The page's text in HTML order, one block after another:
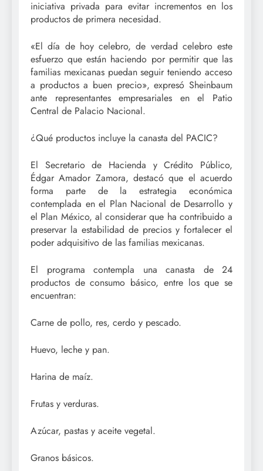
iniciativa privada para evitar incrementos en los
productos de primera necesidad.
«El día de hoy celebro, de verdad celebro este
esfuerzo que están haciendo por permitir que las
familias mexicanas puedan seguir teniendo acceso
a productos a buen precio», expresó Sheinbaum
ante representantes empresariales en el Patio
Central de Palacio Nacional.
¿Qué productos incluye la canasta del PACIC?
El Secretario de Hacienda y Crédito Público,
Édgar Amador Zamora, destacó que el acuerdo
forma parte de la estrategia económica
contemplada en el Plan Nacional de Desarrollo y
el Plan México, al considerar que ha contribuido a
preservar la estabilidad de precios y fortalecer el
poder adquisitivo de las familias mexicanas.
El programa contempla una canasta de 24
productos de consumo básico, entre los que se
encuentran:
Carne de pollo, res, cerdo y pescado.
Huevo, leche y pan.
Harina de maíz.
Frutas y verduras.
Azúcar, pastas y aceite vegetal.
Granos básicos.